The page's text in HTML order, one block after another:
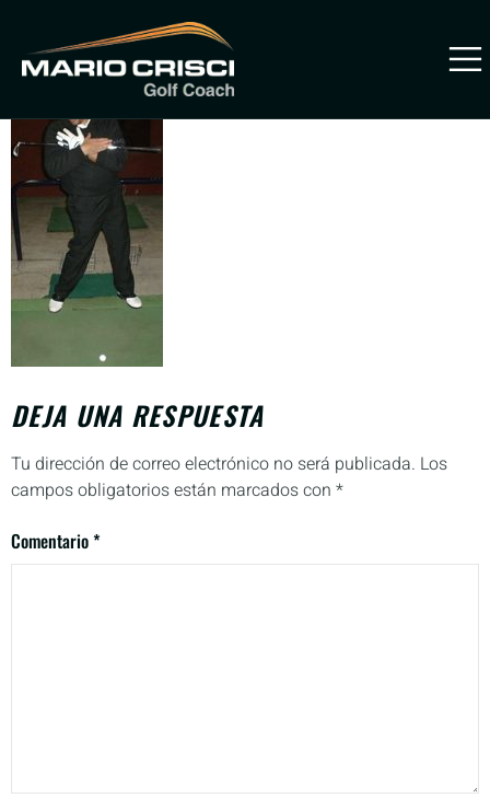
PREVENIR
LESIONES
Giro3
DEJA UNA RESPUESTA
Tu dirección de correo electrónico no será publicada. Los
campos obligatorios están marcados con *
Comentario*